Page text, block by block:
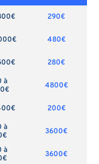
290€
480€
280€
à
4800€
200€
à
3600€
à
3600€